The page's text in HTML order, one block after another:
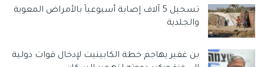
تسجيل 5 آلاف إصابة أسبوعياً بالأمراض المعوية
والجلدية
بن غفير يهاجم خطة الكابينيت لإدخال قوات دولية